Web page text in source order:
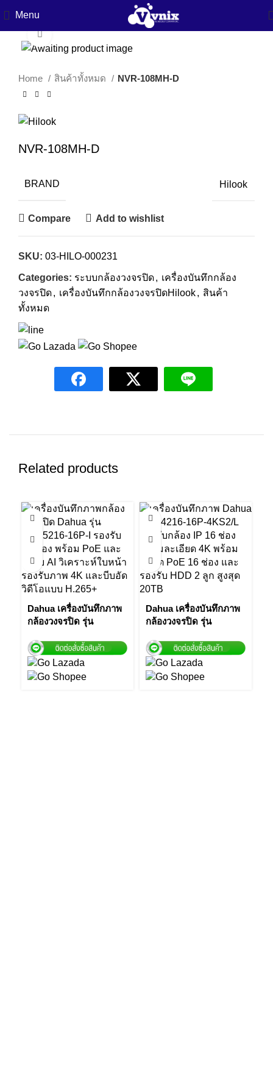
Menu
Click to enlarge
Home สินค้าทั้งหมด NVR-108MH-D
NVR-108MH-D
BRAND Hilook
Compare Add to wishlist
SKU: 03-HILO-000231
Categories: ระบบกล้องวงจรปิด, เครื่องบันทึกกล้อง
วงจรปิด, เครื่องบันทึกกล้องวงจรปิดHilook, สินค้า
ทั้งหมด
Related products
Dahua เครื่องบันทึกภาพ
กล้องวงจรปิด รุ่น
16Channel 1U 16PoE AI
Network Video
Recorder by Vnix
Dahua เครื่องบันทึกภาพ
กล้องวงจรปิด รุ่น
16 Channel 1U 16PoE
Network Video
Recorder by Vnix